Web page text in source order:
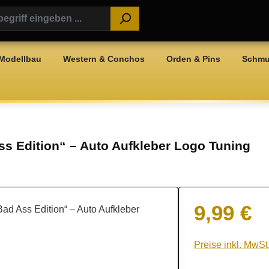
Western & Conchos Orden & Pins
Edition“ – Auto Aufkleber Logo Tuning
Regulärer Preis:
9,99 €
Preise inkl.